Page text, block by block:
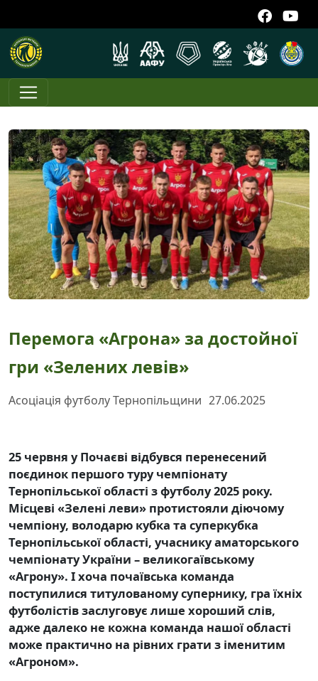
Перемога «Агрона» за достойної
гри «Зелених левів»
Асоціація футболу Тернопільщини 27.06.2025
25 червня у Почаєві відбувся перенесений
поєдинок першого туру чемпіонату
Тернопільської області з футболу 2025 року.
Місцеві «Зелені леви» протистояли діючому
чемпіону, володарю кубка та суперкубка
Тернопільської області, учаснику аматорського
чемпіонату України – великогаївському
«Агрону». І хоча почаївська команда
поступилися титулованому супернику, гра їхніх
футболістів заслуговує лише хороший слів,
адже далеко не кожна команда нашої області
може практично на рівних грати з іменитим
«Агроном».